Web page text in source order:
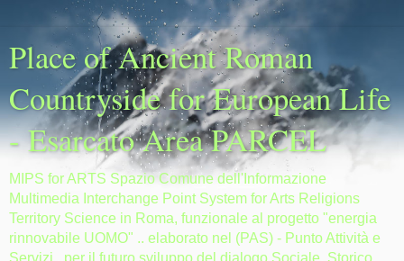
Place of Ancient Roman
Countryside for European Life
- Esarcato Area PARCEL
MIPS for ARTS Spazio Comune dell'Informazione
Multimedia Interchange Point System for Arts Religions
Territory Science in Roma, funzionale al progetto "energia
rinnovabile UOMO" .. elaborato nel (PAS) - Punto Attività e
Servizi ..per il futuro sviluppo del dialogo Sociale, Storico,